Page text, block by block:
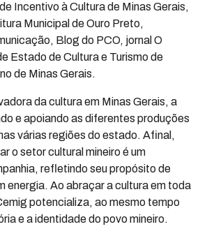
Incentivo à Cultura de Minas Gerais,
Municipal de Ouro Preto,
Blog do PCO, jornal O
Estado de Cultura e Turismo de
de Minas Gerais.
da cultura em Minas Gerais, a
e apoiando as diferentes produções
várias regiões do estado. Afinal,
o setor cultural mineiro é um
refletindo seu propósito de
energia. Ao abraçar a cultura em toda
potencializa, ao mesmo tempo
e a identidade do povo mineiro.